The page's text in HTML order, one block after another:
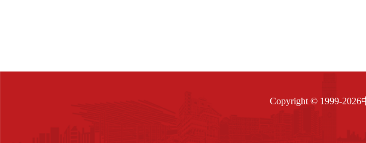
Copyright © 1999-